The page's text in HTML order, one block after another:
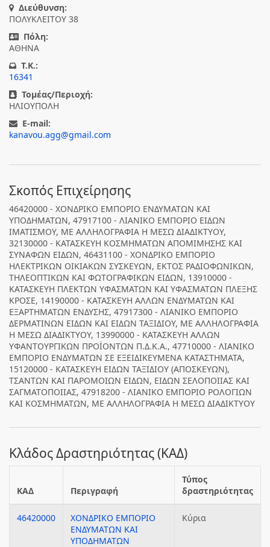
Διεύθυνση:
ΠΟΛΥΚΛΕΙΤΟΥ 38
Πόλη:
ΑΘΗΝΑ
T.K.:
16341
Τομέας/Περιοχή:
ΗΛΙΟΥΠΟΛΗ
E-mail:
kanavou.agg@gmail.com
Σκοπός Επιχείρησης
46420000 - ΧΟΝΔΡΙΚΟ ΕΜΠΟΡΙΟ ΕΝΔΥΜΑΤΩΝ ΚΑΙ
ΥΠΟΔΗΜΑΤΩΝ, 47917100 - ΛΙΑΝΙΚΟ ΕΜΠΟΡΙΟ ΕΙΔΩΝ
ΙΜΑΤΙΣΜΟΥ, ΜΕ ΑΛΛΗΛΟΓΡΑΦΙΑ Η ΜΕΣΩ ΔΙΑΔΙΚΤΥΟΥ,
32130000 - ΚΑΤΑΣΚΕΥΗ ΚΟΣΜΗΜΑΤΩΝ ΑΠΟΜΙΜΗΣΗΣ ΚΑΙ
ΣΥΝΑΦΩΝ ΕΙΔΩΝ, 46431100 - ΧΟΝΔΡΙΚΟ ΕΜΠΟΡΙΟ
ΗΛΕΚΤΡΙΚΩΝ ΟΙΚΙΑΚΩΝ ΣΥΣΚΕΥΩΝ, ΕΚΤΟΣ ΡΑΔΙΟΦΩΝΙΚΩΝ,
ΤΗΛΕΟΠΤΙΚΩΝ ΚΑΙ ΦΩΤΟΓΡΑΦΙΚΩΝ ΕΙΔΩΝ, 13910000 -
ΚΑΤΑΣΚΕΥΗ ΠΛΕΚΤΩΝ ΥΦΑΣΜΑΤΩΝ ΚΑΙ ΥΦΑΣΜΑΤΩΝ ΠΛΕΞΗΣ
ΚΡΟΣΕ, 14190000 - ΚΑΤΑΣΚΕΥΗ ΑΛΛΩΝ ΕΝΔΥΜΑΤΩΝ ΚΑΙ
ΕΞΑΡΤΗΜΑΤΩΝ ΕΝΔΥΣΗΣ, 47917300 - ΛΙΑΝΙΚΟ ΕΜΠΟΡΙΟ
ΔΕΡΜΑΤΙΝΩΝ ΕΙΔΩΝ ΚΑΙ ΕΙΔΩΝ ΤΑΞΙΔΙΟΥ, ΜΕ ΑΛΛΗΛΟΓΡΑΦΙΑ
Η ΜΕΣΩ ΔΙΑΔΙΚΤΥΟΥ, 13990000 - ΚΑΤΑΣΚΕΥΗ ΑΛΛΩΝ
ΥΦΑΝΤΟΥΡΓΙΚΩΝ ΠΡΟΪΟΝΤΩΝ Π.Δ.Κ.Α., 47710000 - ΛΙΑΝΙΚΟ
ΕΜΠΟΡΙΟ ΕΝΔΥΜΑΤΩΝ ΣΕ ΕΞΕΙΔΙΚΕΥΜΕΝΑ ΚΑΤΑΣΤΗΜΑΤΑ,
15120000 - ΚΑΤΑΣΚΕΥΗ ΕΙΔΩΝ ΤΑΞΙΔΙΟΥ (ΑΠΟΣΚΕΥΩΝ),
ΤΣΑΝΤΩΝ ΚΑΙ ΠΑΡΟΜΟΙΩΝ ΕΙΔΩΝ, ΕΙΔΩΝ ΣΕΛΟΠΟΙΙΑΣ ΚΑΙ
ΣΑΓΜΑΤΟΠΟΙΙΑΣ, 47918200 - ΛΙΑΝΙΚΟ ΕΜΠΟΡΙΟ ΡΟΛΟΓΙΩΝ
ΚΑΙ ΚΟΣΜΗΜΑΤΩΝ, ΜΕ ΑΛΛΗΛΟΓΡΑΦΙΑ Η ΜΕΣΩ ΔΙΑΔΙΚΤΥΟΥ
Κλάδος Δραστηριότητας (ΚΑΔ)
ΚΑΔ Περιγραφή
Τύπος
δραστηριότητας
46420000
ΧΟΝΔΡΙΚΟ ΕΜΠΟΡΙΟ
ΕΝΔΥΜΑΤΩΝ ΚΑΙ
ΥΠΟΔΗΜΑΤΩΝ
Κύρια